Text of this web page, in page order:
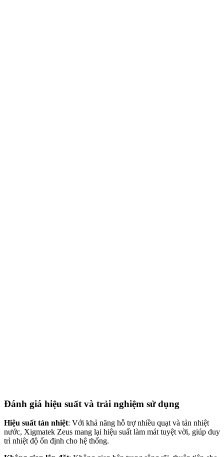
Đánh giá hiệu suất và trải nghiệm sử dụng
Hiệu suất tản nhiệt: Với khả năng hỗ trợ nhiều quạt và tản nhiệt
nước, Xigmatek Zeus mang lại hiệu suất làm mát tuyệt vời, giúp duy
trì nhiệt độ ổn định cho hệ thống.